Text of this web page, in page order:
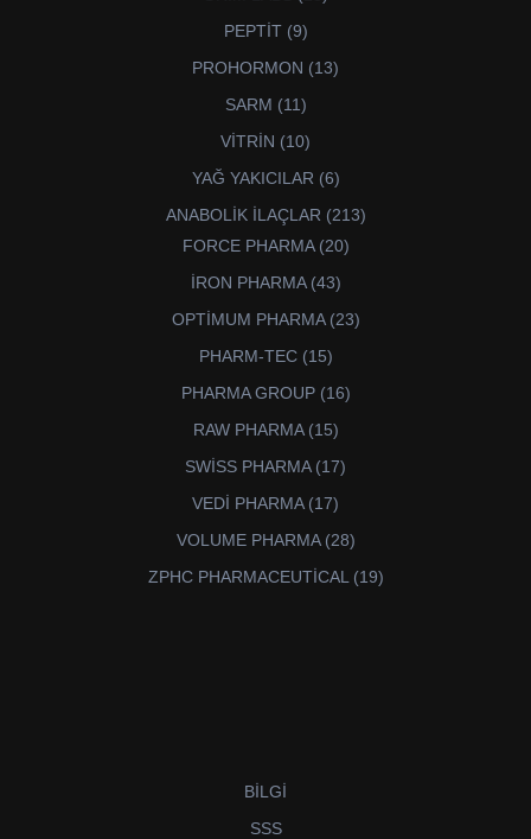
PEPTİT 99
PROHORMON 1313
SARM 1111
VİTRİN 1010
YAĞ YAKICILAR 66
ANABOLİK İLAÇLAR 213213
FORCE PHARMA 2020
İRON PHARMA 4343
OPTİMUM PHARMA 2323
PHARM-TEC 1515
PHARMA GROUP 1616
RAW PHARMA 1515
SWİSS PHARMA 1717
VEDİ PHARMA 1717
VOLUME PHARMA 2828
ZPHC PHARMACEUTİCAL 1919
BİLGİ
SSS